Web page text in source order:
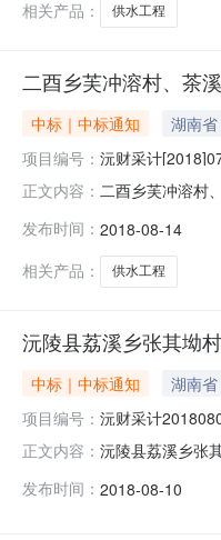
相关产品：
供水工程
二酉乡芙冲溶村、茶
中标｜中标通知 湖南
项目编号： 沅财采计
正文内容： 二酉乡芙冲溶村
沅财采计
发布时间： 2018-08-14
相关产品：
供水工程
沅陵县荔溪乡张其坳
中标｜中标通知
湖南
项目编号： 沅财采计
正文内容： 沅陵县荔溪乡张
浦县穿耳洞、楠
发布时间： 2018-08-10